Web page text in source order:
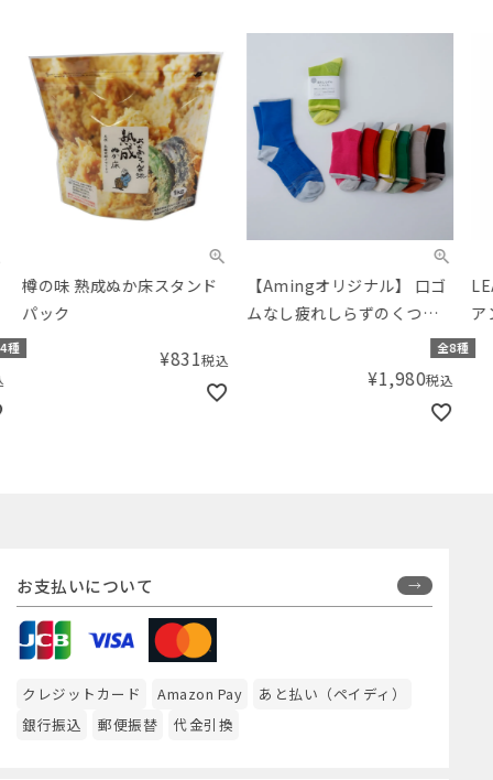
樽の味 熟成ぬか床スタンド
パック
831税込
【Amingオリジナル】 口ゴ
ムなし疲れしらずのくつし
全8種
1,980税込
ア
ソ
お支払いについて
クレジットカード Amazon Pay
あと払い（ペイディ）
銀行振込
郵便振替 代金引換